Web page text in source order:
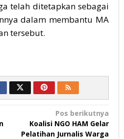
telah ditetapkan sebagai
dalam membantu MA
tersebut.
Pos berikutnya
Koalisi NGO HAM Gelar
Pelatihan Jurnalis Warga